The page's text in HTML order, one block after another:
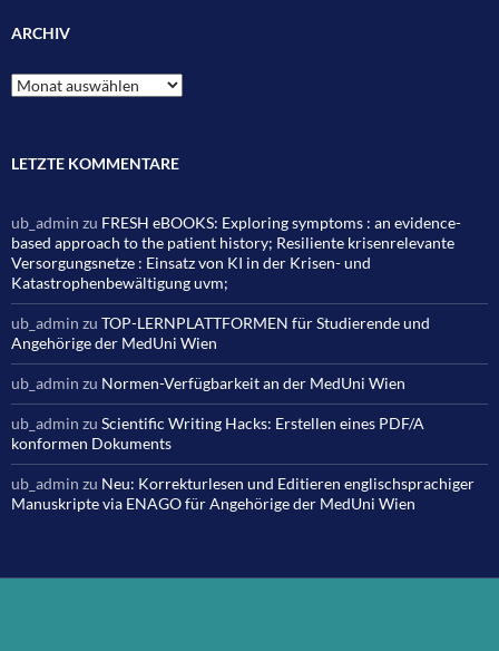
ARCHIV
Archiv
LETZTE KOMMENTARE
ub_admin zu FRESH eBOOKS: Exploring symptoms : an evidence-
based approach to the patient history; Resiliente krisenrelevante
Versorgungsnetze : Einsatz von KI in der Krisen- und
Katastrophenbewältigung uvm;
ub_admin zu TOP-LERNPLATTFORMEN für Studierende und
Angehörige der MedUni Wien
ub_admin zu Normen-Verfügbarkeit an der MedUni Wien
ub_admin zu Scientific Writing Hacks: Erstellen eines PDF/A
konformen Dokuments
ub_admin zu Neu: Korrekturlesen und Editieren englischsprachiger
Manuskripte via ENAGO für Angehörige der MedUni Wien